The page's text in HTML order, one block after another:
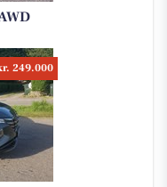
249.000